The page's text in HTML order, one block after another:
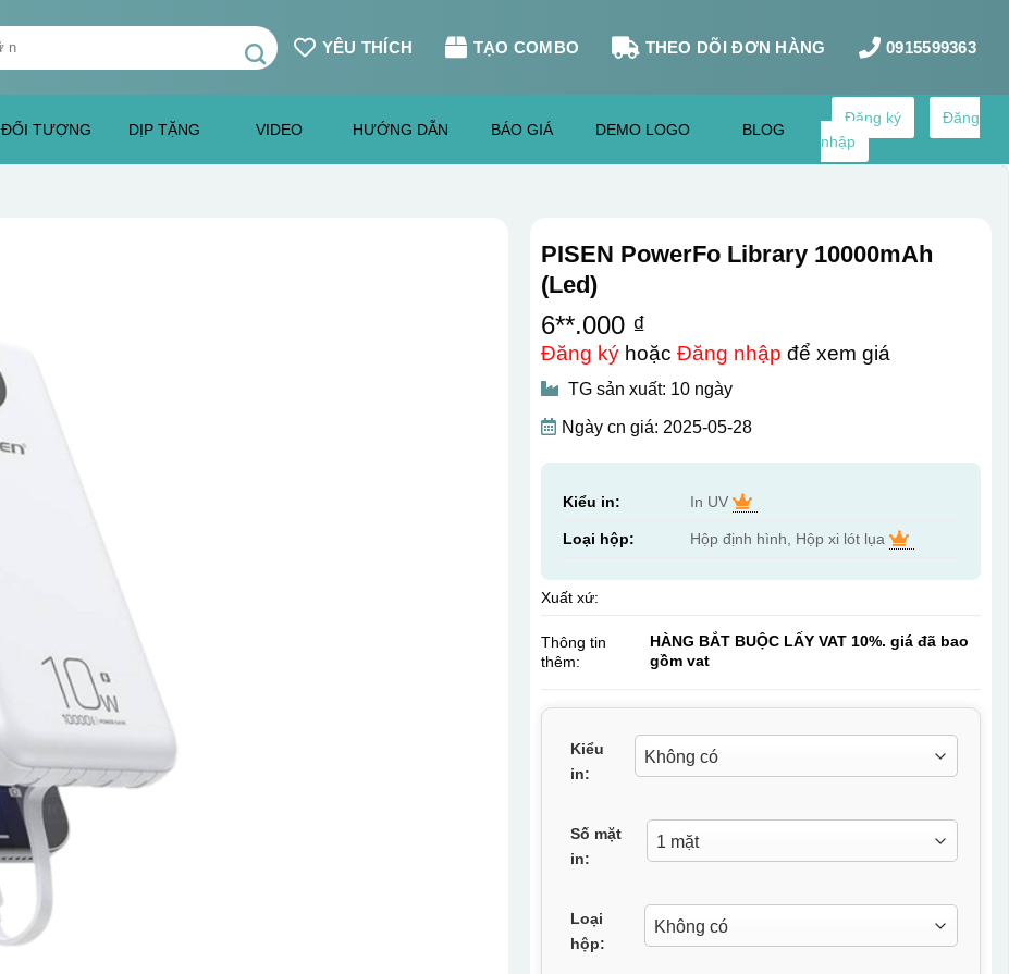
YÊU THÍCH TẠO COMBO THEO DÕI ĐƠN HÀNG 0915599363
ĐỐI TƯỢNG DỊP TẶNG VIDEO HƯỚNG DẪN BÁO GIÁ DEMO LOGO BLOG
Đăng ký
Đăng
nhập
PISEN PowerFo Library 10000mAh
(Led)
6**.000 ₫
Đăng kýhoặc Đăng nhập để xem giá
TG sản xuất: 10 ngày
Ngày cn giá: 2025-05-28
Kiểu in: In UV
Loại hộp: Hộp định hình, Hộp xi lót lụa
Xuất xứ:
Thông tin
thêm:
HÀNG BẮT BUỘC LẤY VAT 10%. giá đã bao
gồm vat
Kiểu
in:
Số mặt
in:
Loại
hộp: